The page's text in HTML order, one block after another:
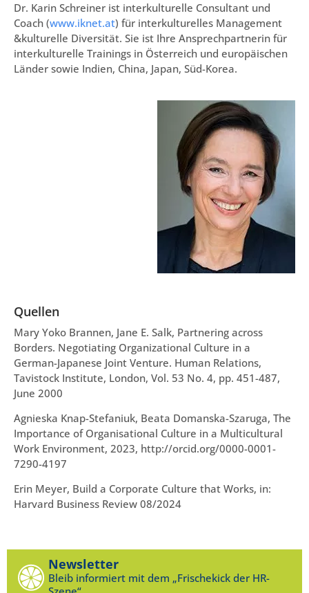
Dr. Karin Schreiner ist interkulturelle Consultant und
Coach (www.iknet.at) für interkulturelles Management
&kulturelle Diversität. Sie ist Ihre Ansprechpartnerin für
interkulturelle Trainings in Österreich und europäischen
Länder sowie Indien, China, Japan, Süd-Korea.
Quellen
Mary Yoko Brannen, Jane E. Salk, Partnering across
Borders. Negotiating Organizational Culture in a
German-Japanese Joint Venture. Human Relations,
Tavistock Institute, London, Vol. 53 No. 4, pp. 451-487,
June 2000
Agnieska Knap-Stefaniuk, Beata Domanska-Szaruga, The
Importance of Organisational Culture in a Multicultural
Work Environment, 2023, http://orcid.org/0000-0001-
7290-4197
Erin Meyer, Build a Corporate Culture that Works, in:
Harvard Business Review 08/2024
Newsletter
Bleib informiert mit dem „Frischekick der HR-